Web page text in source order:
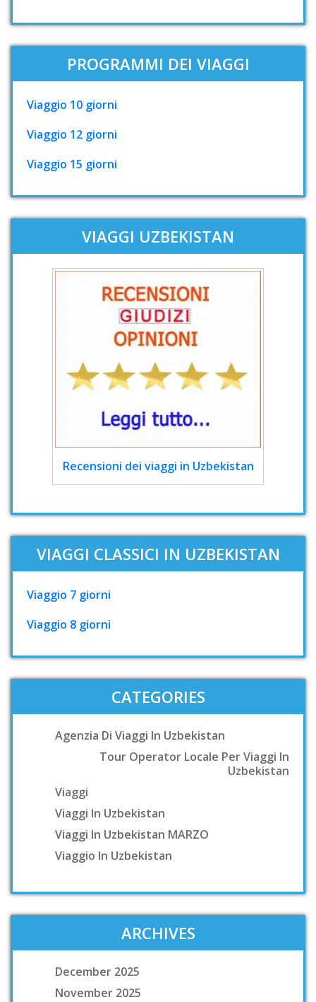
PROGRAMMI DEI VIAGGI
Viaggio 10 giorni
Viaggio 12 giorni
Viaggio 15 giorni
VIAGGI UZBEKISTAN
Recensioni dei viaggi in Uzbekistan
VIAGGI CLASSICI IN UZBEKISTAN
Viaggio 7 giorni
Viaggio 8 giorni
CATEGORIES
Agenzia Di Viaggi In Uzbekistan
Tour Operator Locale Per Viaggi In
Uzbekistan
Viaggi
Viaggi In Uzbekistan
Viaggi In Uzbekistan MARZO
Viaggio In Uzbekistan
ARCHIVES
December 2025
November 2025